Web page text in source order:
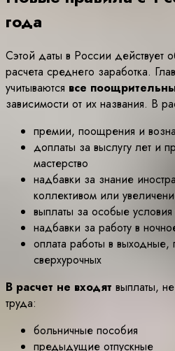
года
Сэтой даты в России действует
расчета среднего заработка.
учитываются все
зависимости от их названия. В
премии, поощрения и
доплаты за выслугу лет и
мастерство
надбавки за знание
коллективом или
выплаты за особые
надбавки за работу в
оплата работы в
сверхурочных
В расчет не входят выплаты,
труда:
больничные пособия
предыдущие отпускные